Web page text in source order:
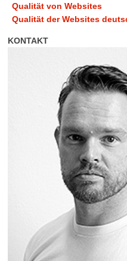
Qualität von Websites
Qualität der Websites
KONTAKT